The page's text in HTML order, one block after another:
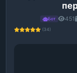
Бот 451
(34)